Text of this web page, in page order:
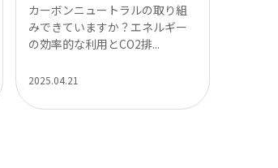
2025.04.21
カーボンニュートラルの取り組
みできていますか？エネルギー
の効率的な利用とCO2排...